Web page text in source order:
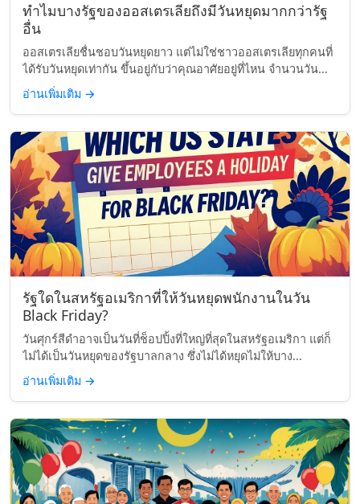
ทำไมบางรัฐของออสเตรเลียถึงมีวันหยุดมากกว่ารัฐ
อื่น
ออสเตรเลียชื่นชอบวันหยุดยาว แต่ไม่ใช่ชาวออสเตรเลียทุกคนที่
ได้รับวันหยุดเท่ากัน ขึ้นอยู่กับว่าคุณอาศัยอยู่ที่ไหน จำนวนวัน...
อ่านเพิ่มเติม →
รัฐใดในสหรัฐอเมริกาที่ให้วันหยุดพนักงานในวัน
Black Friday?
วันศุกร์สีดำอาจเป็นวันที่ช็อปปิ้งที่ใหญ่ที่สุดในสหรัฐอเมริกา แต่ก็
ไม่ได้เป็นวันหยุดของรัฐบาลกลาง ซึ่งไม่ได้หยุดไม่ให้บาง...
อ่านเพิ่มเติม →